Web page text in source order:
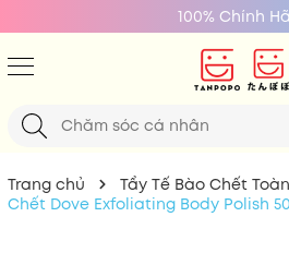
100% Chính
Trang chủ Tẩy Tế Bào Chết
Chết Dove Exfoliating Body Polish